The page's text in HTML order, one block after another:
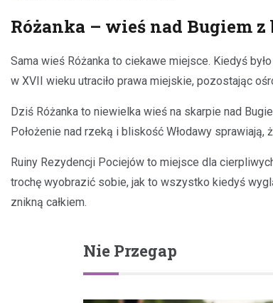
Różanka – wieś nad Bugiem z
Sama wieś Różanka to ciekawe miejsce. Kiedyś
w XVII wieku utraciło prawa miejskie, pozostając
Dziś Różanka to niewielka wieś na skarpie nad
Położenie nad rzeką i bliskość Włodawy
Ruiny Rezydencji Pociejów to miejsce dla
trochę wyobrazić sobie, jak to wszystko kiedyś
znikną całkiem.
Nie Przegap